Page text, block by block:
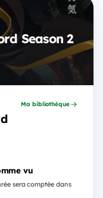
Season 2
Ma bibliothèque
vu
sera comptée dans